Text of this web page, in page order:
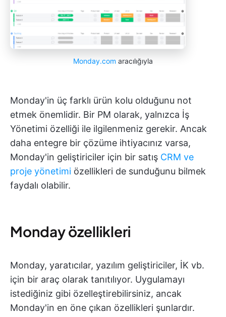
Monday.com aracılığıyla
Monday'in üç farklı ürün kolu olduğunu not
etmek önemlidir. Bir PM olarak, yalnızca İş
Yönetimi özelliği ile ilgilenmeniz gerekir. Ancak
daha entegre bir çözüme ihtiyacınız varsa,
Monday'in geliştiriciler için bir satış CRM ve
proje yönetimi özellikleri de sunduğunu bilmek
faydalı olabilir.
Monday özellikleri
Monday, yaratıcılar, yazılım geliştiriciler, İK vb.
için bir araç olarak tanıtılıyor. Uygulamayı
istediğiniz gibi özelleştirebilirsiniz, ancak
Monday'in en öne çıkan özellikleri şunlardır.